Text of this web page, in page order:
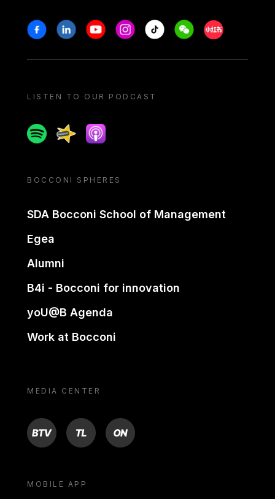
Stay in touch
FacebookLinkedinYoutubeInstagram
Tiktok WeechatXiaohongshu/
LISTEN TO OUR PODCAST
SpotifySpreakerApple podcast
BOCCONI SPHERES
SDA Bocconi School of Management
Egea
Alumni
B4i - Bocconi for innovation
yoU@B Agenda
Work at Bocconi
MEDIA CENTER
BTV TL ON
MOBILE APP